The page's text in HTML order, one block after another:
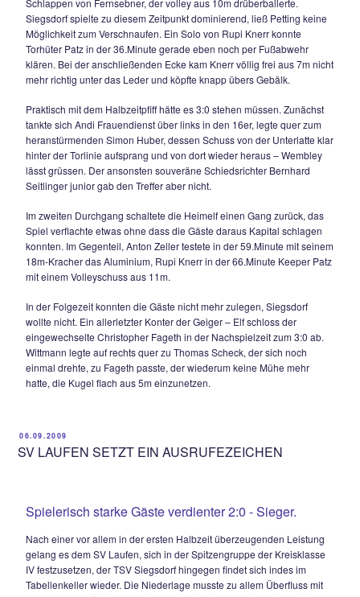
Pausenführung gegen bemühte, aber letztlich zu schwache
Siegsdorfer.
Auch in Durchgang zwei versuchten die Mannen um Hans
Druck nach vorne aufzubauen, aber außer einem
von Rupert Knerr fiel ihnen nicht viel ein (54.). Dem TSV
hingegen reichte wiederum eine einzige Torchance zum
war es Benjamin Häupler, der einen sehenswerten Freistoß
Sechzehnereck unhaltbar ins lange Kreuzeck schlenzte –
(65.)!
Die Gäste verwalteten nun das Ergebnis ganz geschickt
aus dem Spiel heraus nicht viel zu Stande kam, musste in
84.Minute eine Standardsituation zum 1:2 –
Der eingewechselte Maxi Wurm zirkelte einen 17m –
dann fast noch der Ausgleich, doch einen Gastager –
Ecke Frauendienst) kratzte Chiemings Schlussmann
mit einer Glanzparade noch von der Linie, das Remis wäre
auch schmeichelhaft gewesen
18.10.2009
DJK OTTING ENTFÜHRT EINEN
Zwei Tore, zwei Platzverweise, zwei Grad
In einer durchschnittlichen Kreisklassenpartie bei äußerlich